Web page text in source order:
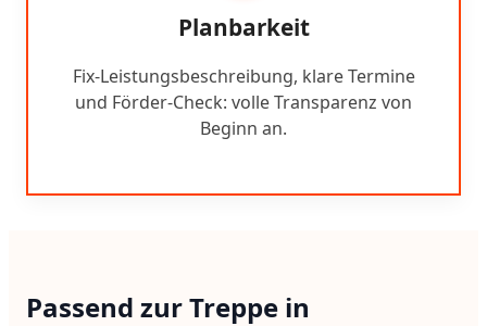
Planbarkeit
Fix-Leistungsbeschreibung, klare Termine
und Förder-Check: volle Transparenz von
Beginn an.
Passend zur Treppe in